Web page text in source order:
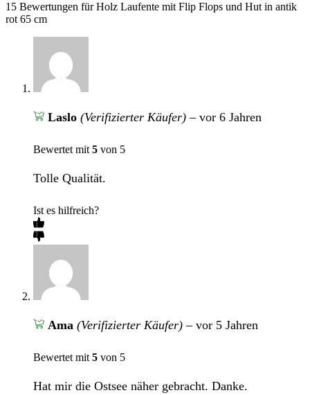
15 Bewertungen fürHolz Laufente mit Flip Flops und Hut in antik
rot 65 cm
Laslo (Verifizierter Käufer) – vor 6 Jahren
Bewertet mit 5 von 5
Tolle Qualität.
Ist es hilfreich?
Ama (Verifizierter Käufer) – vor 5 Jahren
Bewertet mit 5 von 5
Hat mir die Ostsee näher gebracht. Danke.